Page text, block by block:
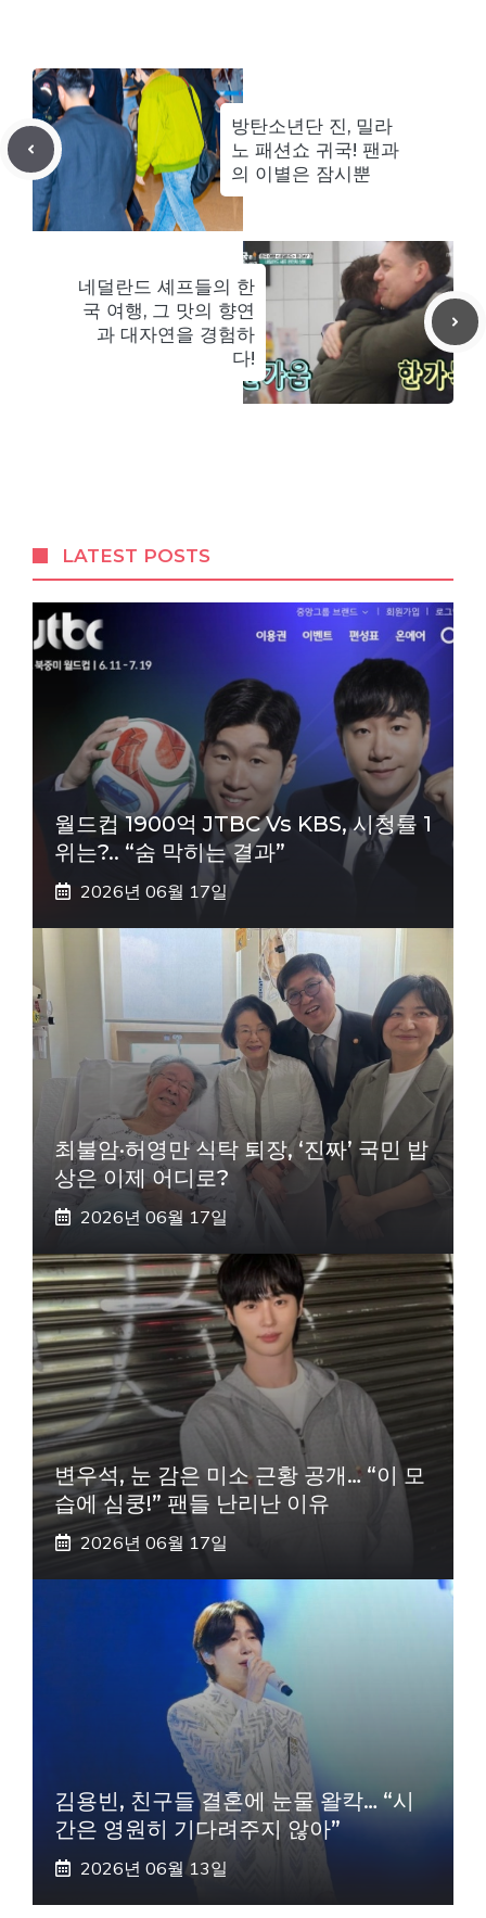
방탄소년단 진, 밀라
노 패션쇼 귀국! 팬과
의 이별은 잠시뿐
네덜란드 셰프들의 한
국 여행, 그 맛의 향연
과 대자연을 경험하
다!
LATEST POSTS
월드컵 1900억 JTBC Vs KBS, 시청률 1
위는?.. “숨 막히는 결과”
2026년 06월 17일
최불암·허영만 식탁 퇴장, ‘진짜’ 국민 밥
상은 이제 어디로?
2026년 06월 17일
변우석, 눈 감은 미소 근황 공개… “이 모
습에 심쿵!” 팬들 난리난 이유
2026년 06월 17일
김용빈, 친구들 결혼에 눈물 왈칵… “시
간은 영원히 기다려주지 않아”
2026년 06월 13일